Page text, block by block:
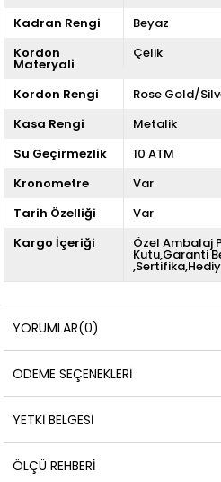
Kadran Rengi
Beyaz
Kordon
Materyali
Çelik
Kordon Rengi
Rose Gold/
Kasa Rengi
Metalik
Su Geçirmezlik
10 ATM
Kronometre
Var
Tarih Özelliği
Var
Kargo İçeriği
Özel Ambalaj
Kutu,Garanti
YORUMLAR(0)
ÖDEME SEÇENEKLERI
YETKİ BELGESİ
ÖLÇÜ REHBERI